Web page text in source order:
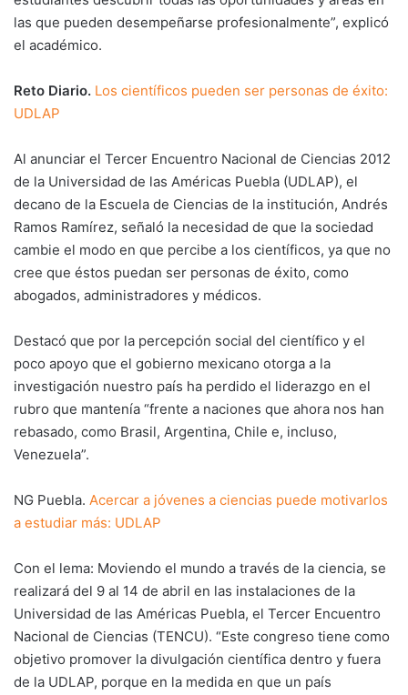
las que pueden desempeñarse profesionalmente”, explicó
el académico.
Reto Diario. Los científicos pueden ser personas de éxito:
UDLAP
Al anunciar el Tercer Encuentro Nacional de Ciencias 2012
de la Universidad de las Américas Puebla (UDLAP), el
decano de la Escuela de Ciencias de la institución, Andrés
Ramos Ramírez, señaló la necesidad de que la sociedad
cambie el modo en que percibe a los científicos, ya que no
cree que éstos puedan ser personas de éxito, como
abogados, administradores y médicos.
Destacó que por la percepción social del científico y el
poco apoyo que el gobierno mexicano otorga a la
investigación nuestro país ha perdido el liderazgo en el
rubro que mantenía “frente a naciones que ahora nos han
rebasado, como Brasil, Argentina, Chile e, incluso,
Venezuela”.
NG Puebla. Acercar a jóvenes a ciencias puede motivarlos
a estudiar más: UDLAP
Con el lema: Moviendo el mundo a través de la ciencia, se
realizará del 9 al 14 de abril en las instalaciones de la
Universidad de las Américas Puebla, el Tercer Encuentro
Nacional de Ciencias (TENCU). “Este congreso tiene como
objetivo promover la divulgación científica dentro y fuera
de la UDLAP, porque en la medida en que un país